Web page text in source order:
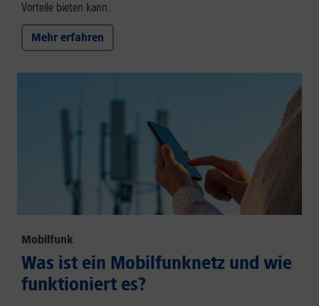
Vorteile bieten kann.
Mehr erfahren
Mobilfunk
Was ist ein Mobilfunknetz und wie
funktioniert es?